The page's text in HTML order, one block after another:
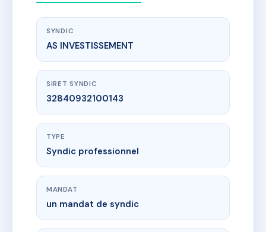
SYNDIC
AS INVESTISSEMENT
SIRET SYNDIC
32840932100143
TYPE
Syndic professionnel
MANDAT
un mandat de syndic